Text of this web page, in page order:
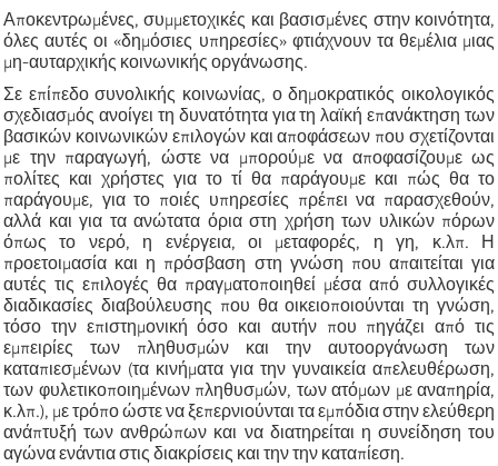
Αποκεντρωμένες, συμμετοχικές και βασισμένες στην κοινότητα,
όλες αυτές οι «δημόσιες υπηρεσίες» φτιάχνουν τα θεμέλια μιας
μη-αυταρχικής κοινωνικής οργάνωσης.
Σε επίπεδο συνολικής κοινωνίας, ο δημοκρατικός οικολογικός
σχεδιασμός ανοίγει τη δυνατότητα για τη λαϊκή επανάκτηση των
βασικών κοινωνικών επιλογών και αποφάσεων που σχετίζονται
με την παραγωγή, ώστε να μπορούμε να αποφασίζουμε ως
πολίτες και χρήστες για το τί θα παράγουμε και πώς θα το
παράγουμε, για το ποιές υπηρεσίες πρέπει να παρασχεθούν,
αλλά και για τα ανώτατα όρια στη χρήση των υλικών πόρων
όπως το νερό, η ενέργεια, οι μεταφορές, η γη, κ.λπ. Η
προετοιμασία και η πρόσβαση στη γνώση που απαιτείται για
αυτές τις επιλογές θα πραγματοποιηθεί μέσα από συλλογικές
διαδικασίες διαβούλευσης που θα οικειοποιούνται τη γνώση,
τόσο την επιστημονική όσο και αυτήν που πηγάζει από τις
εμπειρίες των πληθυσμών και την αυτοοργάνωση των
καταπιεσμένων (τα κινήματα για την γυναικεία απελευθέρωση,
των φυλετικοποιημένων πληθυσμών, των ατόμων με αναπηρία,
κ.λπ.), με τρόπο ώστε να ξεπερνιούνται τα εμπόδια στην ελεύθερη
ανάπτυξή των ανθρώπων και να διατηρείται η συνείδηση του
αγώνα ενάντια στις διακρίσεις και την την καταπίεση.